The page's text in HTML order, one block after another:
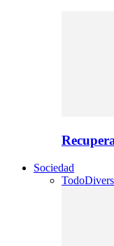
Sociedad
Todo